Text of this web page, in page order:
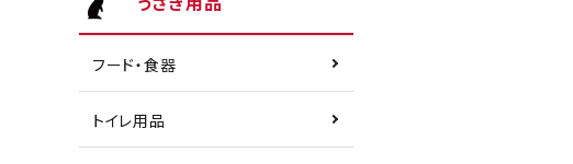
フード・食器
トイレ用品